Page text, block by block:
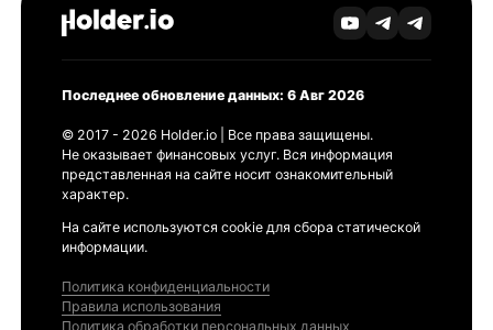
Последнее обновление данных: 6 Авг 2026
© 2017 - 2026 Holder.io | Все права защищены.
Не оказывает финансовых услуг. Вся информация
представленная на сайте носит ознакомительный
характер.
На сайте используются cookie для сбора статической
информации.
Политика конфиденциальности
Правила использования
Политика обработки персональных данных